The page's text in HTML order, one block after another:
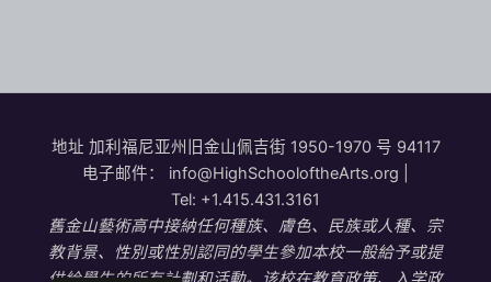
祝贺2023 届
地址 加利福尼亚州旧金山佩吉街 1950-1970 号 94117
电子邮件： info@HighSchooloftheArts.org
Tel: +1.415.431.3161
舊金山藝術高中接納任何種族、膚色、民族或人種、宗
教背景、性別或性別認同的學生參加本校一般給予或提